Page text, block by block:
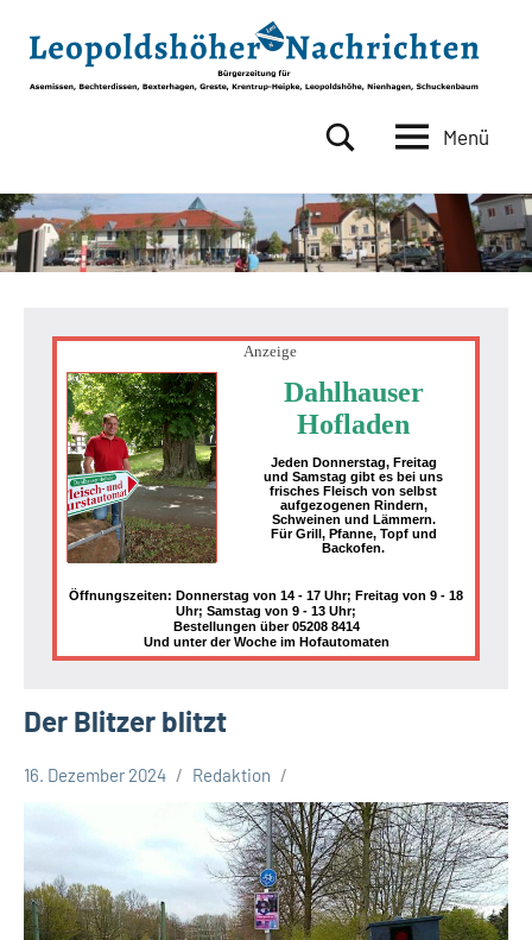
Inhalt
springen
Nachrichten
Asemissen,
Bechterdissen,
Bexterhagen,
Leopoldshöhe,
Nienhagen,
Schuckenbaum
Menü
Anzeige
Dahlhauser
Hofladen
Jeden Donnerstag, Freitag
und Samstag gibt es bei uns
frisches Fleisch von selbst
aufgezogenen Rindern,
Schweinen und Lämmern.
Für Grill, Pfanne, Topf und
Backofen.
Öffnungszeiten: Donnerstag von 14 - 17 Uhr; Freitag von 9 - 18
Uhr; Samstag von 9 - 13 Uhr;
Bestellungen über 05208 8414
Und unter der Woche im Hofautomaten
Der Blitzer blitzt
Verkehrsbehinderungen
16. Dezember 2024 Redaktion